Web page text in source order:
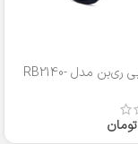
عینک آفتابی ری‌بن مدل RB2140-
تومان